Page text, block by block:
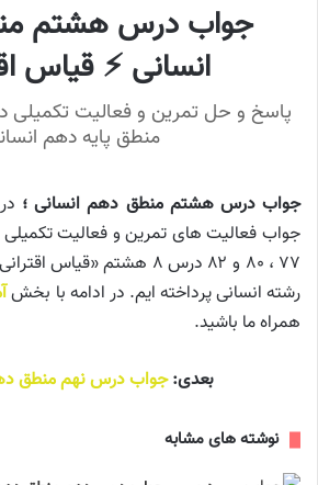
جواب درس هشتم
انسانی ⚡️ قیاس
منطق پایه دهم
جواب درس هشتم منطق دهم انسانی ؛
۷۷ ، ۸۰ و ۸۲ درس ۸ هشتم
رشته انسانی پرداخته ایم. در ادامه با بخش
همراه ما باشید.
بعدی: جواب درس نهم منطق
نوشته های مشابه